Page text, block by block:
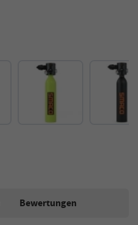
Bewertungen